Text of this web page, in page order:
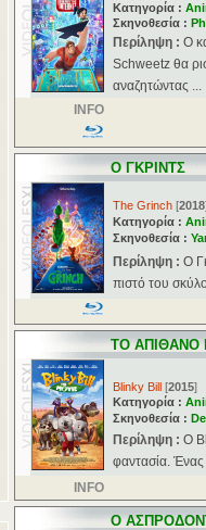
Κατηγορία :
Σκηνοθεσία :
Περίληψη : Ο
Schweetz θα
αναζητώντας ...
INFO
Ο ΓΚΡΙΝΤΣ
The Grinch [2018
Κατηγορία :
Σκηνοθεσία :
Περίληψη : Ο
πιστό του
ΤΟ ΑΠΙΘΑΝΟ
Blinky Bill [2015]
Κατηγορία :
Σκηνοθεσία :
Περίληψη : Ο
φαντασία. Ένας
INFO
Ο